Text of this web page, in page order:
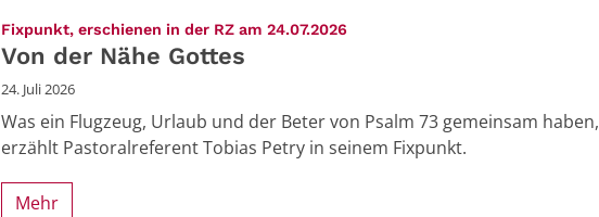
Fixpunkt, erschienen in der RZ am 24.07.2026
Von der Nähe Gottes
24. Juli 2026
Was ein Flugzeug, Urlaub und der Beter von Psalm 73 gemeinsam haben,
erzählt Pastoralreferent Tobias Petry in seinem Fixpunkt.
Mehr